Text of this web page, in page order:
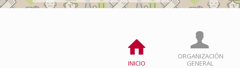
INICIO
ORGANIZACIÓN
GENERAL